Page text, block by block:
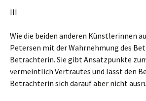
III
Wie die beiden anderen Künstlerinnen
Petersen mit der Wahrnehmung des
Betrachterin. Sie gibt Ansatzpunkte
vermeintlich Vertrautes und lässt den
Betrachterin sich darauf aber nicht